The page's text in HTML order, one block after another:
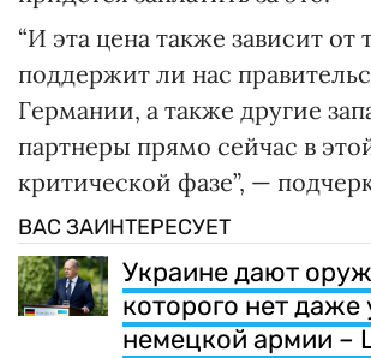
“И эта цена также зависит от
поддержит ли нас
Германии, а также другие
партнеры прямо сейчас в
критической фазе”, —
ВАС ЗАИНТЕРЕСУЕТ
Украине дают
которого нет даже
немецкой армии –